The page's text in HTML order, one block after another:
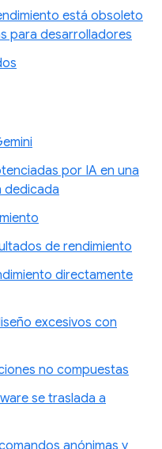
está obsoleto
para desarrolladores
por IA en una
dedicada
de rendimiento
directamente
excesivos con
no compuestas
se traslada a
anónimas y